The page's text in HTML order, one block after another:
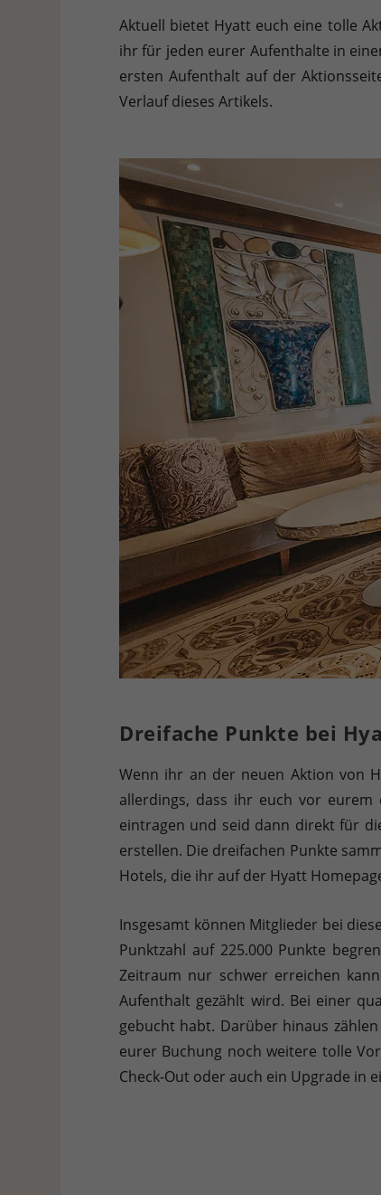
Aktuell bietet Hyatt euch eine tolle
ihr für jeden eurer Aufenthalte in
ersten Aufenthalt auf der
Verlauf dieses Artikels.
Dreifache Punkte bei
Wenn ihr an der neuen Aktion von
allerdings, dass ihr euch vor
eintragen und seid dann direkt für
erstellen. Die dreifachen Punkte
Hotels, die ihr auf der Hyatt
Insgesamt können Mitglieder bei
Punktzahl auf 225.000 Punkte
Zeitraum nur schwer erreichen
Aufenthalt gezählt wird. Bei einer
gebucht habt. Darüber hinaus
eurer Buchung noch weitere tolle
Check-Out oder auch ein Upgrade in
Cookies auswählen.
Datenschutzeinstellungen
Statistik Cookies erfassen Informationen anonym. Diese
Externe Medien (7)
Inhalte von Videoplattformen und Social-Media-Plattformen werden